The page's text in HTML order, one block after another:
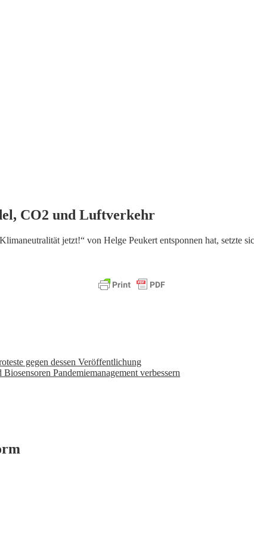
CO2 und Luftverkehr
jetzt!“ von Helge Peukert entsponnen hat, setzte
gegen dessen Veröffentlichung
Pandemiemanagement verbessern